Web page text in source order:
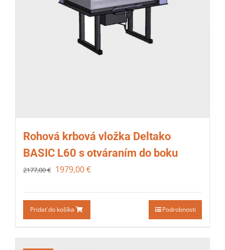
Rohová krbová vložka Deltako
BASIC L60 s otváraním do boku
2177,00€ 1979,00€
Pridať do košíka Podrobnosti